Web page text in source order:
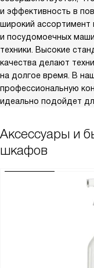
и эффективность в
широкий ассортимент
и посудомоечных
техники. Высокие
качества делают
на долгое время. В
профессиональную
идеально подойдет
Аксессуары и
шкафов